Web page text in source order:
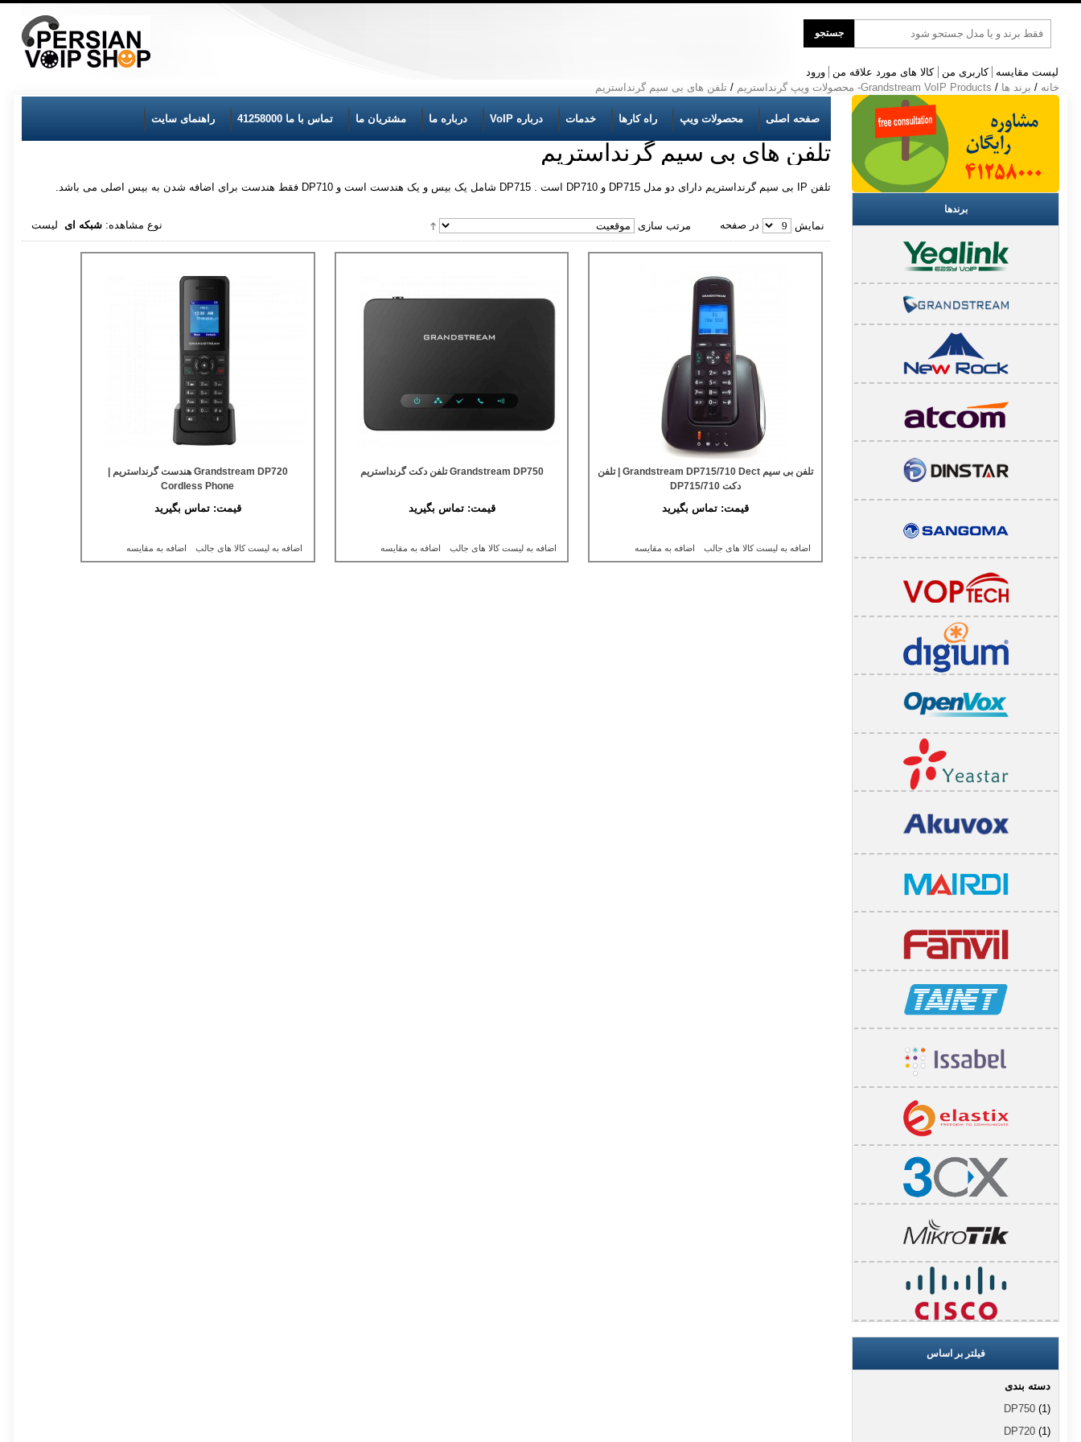
جست
جستجو
لیست مقایسه کاربری من کالا های مورد علاقه من
ورود
خانه / برند ها / Grandstream VoIP Products- محصولات ویپ گرنداستریم / تلفن های بی سیم گرنداستریم
صفحه اصلی محصولات ویپ راه کارها خدمات درباره VoIP درباره ما مشتریان ما تماس با ما 41258000 راهنمای سایت
تلفن های بی سیم گرنداستریم
تلفن IP بی سیم گرنداستریم دارای دو مدل DP715 و DP710 است . DP715 شامل یک بیس و یک هندست است و DP710 فقط هندست برای اضافه شدن به بیس اصلی می باشد.
نوع مشاهده: شبکه ای لیست نمایش در صفحه مرتب سازی
تلفن بی سیم Grandstream DP715/710 Dect | تلفن
دکت DP715/710
قیمت: تماس بگیرید
اضافه به لیست کالا های جالب اضافه به مقایسه
Grandstream DP750 تلفن دکت گرنداستریم
قیمت:تماس بگیرید
اضافه به لیست کالا های جالب اضافه به مقایسه
Grandstream DP720 هندست گرنداستریم |
Cordless Phone
قیمت:تماس بگیرید
اضافه به لیست کالا های جالب اضافه به مقایسه
برندها
فیلتر بر اساس
دسته بندی
DP750 (1)
DP720 (1)